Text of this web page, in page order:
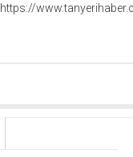
https://